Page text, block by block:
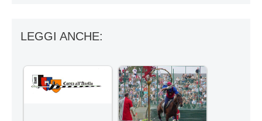
LEGGI ANCHE: